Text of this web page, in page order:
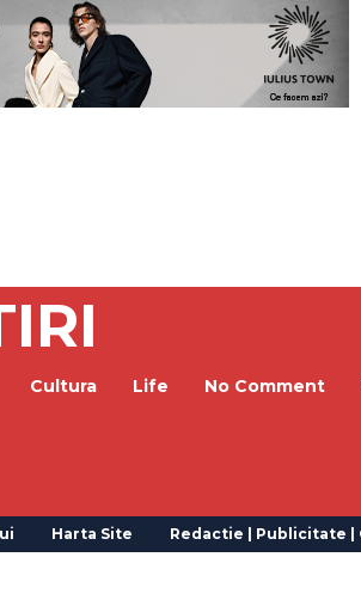
Cultura Life No Comment
Harta Site Redactie | Publicitate |